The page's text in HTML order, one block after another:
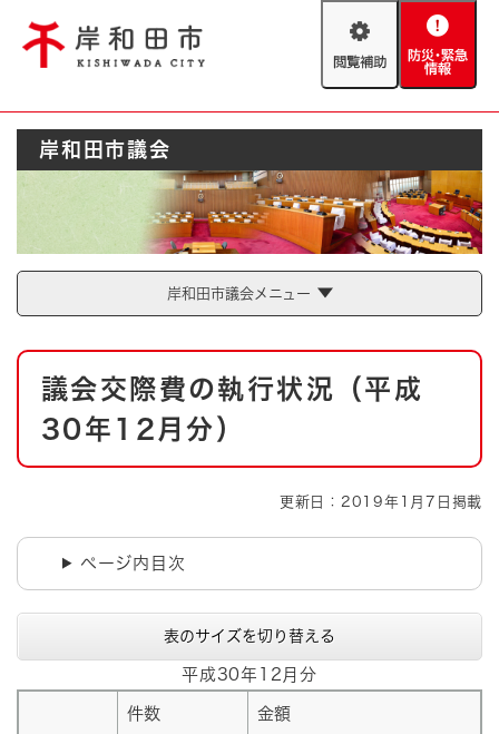
閲
助
防
緊
情
報
Foreign language
やさしい日本語
とじる
防災・緊急情報
ハザードマップ AED設置箇所
とじる
岸和田市議会
岸和田市議会メニュー
本
議会交際費の執行状況（平成
30年12月分）
更新日：2019年1月7日掲載
ページ内目次
表のサイズを切り替える
平成30年12月分
件数 金額